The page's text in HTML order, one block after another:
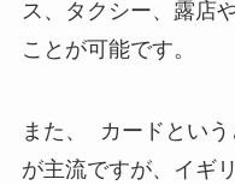
ス、タクシー、露店
ことが可能です。
また、 カードとい
が主流ですが、イギ